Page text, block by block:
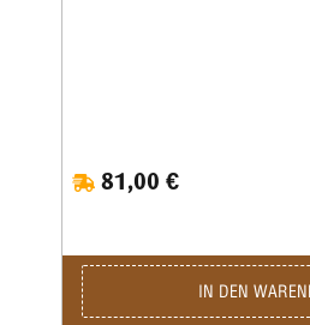
81,00 €
IN DEN